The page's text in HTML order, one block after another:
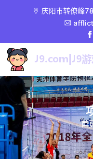
庆阳市转僚峰
首